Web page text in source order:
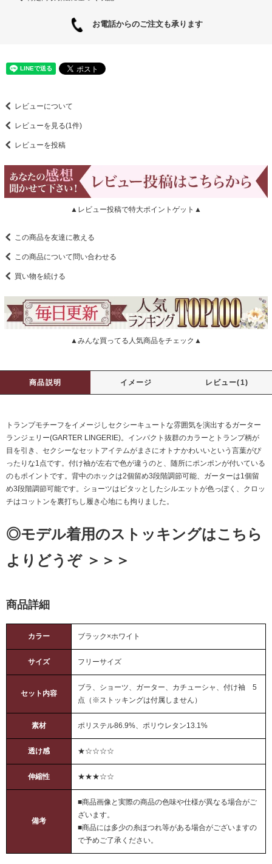
お電話からのご注文も承ります
レビューについて
レビューを見る(1件)
レビューを投稿
▲レビュー投稿で特大ポイントゲット▲
この商品を友達に教える
この商品について問い合わせる
買い物を続ける
▲みんな買ってる人気商品をチェック▲
商品説明 イメージ レビュー(1)
トランプモチーフをイメージしセクシーキュートな雰囲気を演出するガーター
ランジェリー(GARTER LINGERIE)。インパクト抜群のカラーとトランプ柄が
目を引き、セクシーなセットアイテムがまさにオトナかわいいという言葉がぴ
ったりな1点です。付け袖が左右で色が違うのと、随所にポンポンが付いている
のもポイントです。背中のホックは2個留め3段階調節可能、ガーターは1個留
め3段階調節可能です。ショーツはピタッとしたシルエットが色っぽく、クロッ
チはコットンを裏打ちし履き心地にも拘りました。
◎モデル着用のストッキングはこちら
よりどうぞ ＞＞＞
商品詳細
カラー ブラック×ホワイト
サイズ フリーサイズ
セット内容
ブラ、ショーツ、ガーター、カチューシャ、付け袖 5
点（※ストッキングは付属しません）
素材 ポリステル86.9%、ポリウレタン13.1%
透け感 ★☆☆☆☆
伸縮性 ★★★☆☆
備考
■商品画像と実際の商品の色味や仕様が異なる場合がご
ざいます。
■商品には多少の糸ほつれ等がある場合がございますの
で予めご了承ください。